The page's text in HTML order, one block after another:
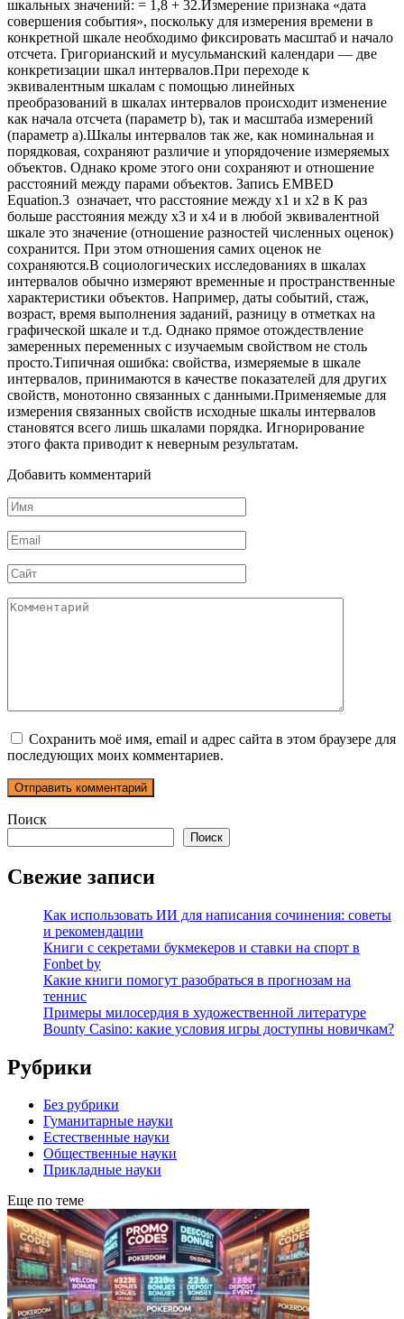
шкальных значений: = 1,8 + 32.Измерение признака «дата
совершения события», поскольку для измерения времени в
конкретной шкале необходимо фиксировать масштаб и начало
отсчета. Григорианский и мусульманский календари — две
конкретизации шкал интервалов.При переходе к
эквивалентным шкалам с помощью линейных
преобразований в шкалах интервалов происходит изменение
как начала отсчета (параметр b), так и масштаба измерений
(параметр а).Шкалы интервалов так же, как номинальная и
порядковая, сохраняют различие и упорядочение измеряемых
объектов. Однако кроме этого они сохраняют и отношение
расстояний между парами объектов. Запись EMBED
Equation.3 означает, что расстояние между х1 и х2 в K раз
больше расстояния между х3 и х4 и в любой эквивалентной
шкале это значение (отношение разностей численных оценок)
сохранится. При этом отношения самих оценок не
сохраняются.В социологических исследованиях в шкалах
интервалов обычно измеряют временные и пространственные
характеристики объектов. Например, даты событий, стаж,
возраст, время выполнения заданий, разницу в отметках на
графической шкале и т.д. Однако прямое отождествление
замеренных переменных с изучаемым свойством не столь
просто.Типичная ошибка: свойства, измеряемые в шкале
интервалов, принимаются в качестве показателей для других
свойств, монотонно связанных с данными.Применяемые для
измерения связанных свойств исходные шкалы интервалов
становятся всего лишь шкалами порядка. Игнорирование
этого факта приводит к неверным результатам.
Добавить комментарий
Имя
*
Email
*
Сайт
Комментарий
Сохранить моё имя, email и адрес сайта в этом браузере для
последующих моих комментариев.
Поиск
Поиск
Свежие записи
Как использовать ИИ для написания сочинения: советы
и рекомендации
Книги с секретами букмекеров и ставки на спорт в
Fonbet by
Какие книги помогут разобраться в прогнозам на
теннис
Примеры милосердия в художественной литературе
Bounty Casino: какие условия игры доступны новичкам?
Рубрики
Без рубрики
Гуманитарные науки
Естественные науки
Общественные науки
Прикладные науки
Еще по теме